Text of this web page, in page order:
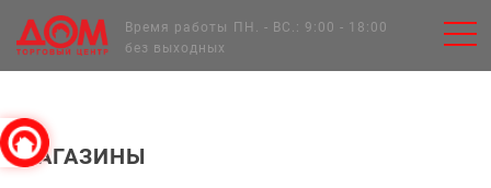
Главная
Время работы ПН. - ВС.: 9:00 - 18:00
без выходных
МАГАЗИНЫ